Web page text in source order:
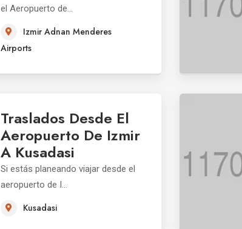
el Aeropuerto de...
Izmir Adnan Menderes
Airports
Traslados Desde El
Aeropuerto De Izmir
A Kusadasi
Si estás planeando viajar desde el
aeropuerto de I...
Kusadasi